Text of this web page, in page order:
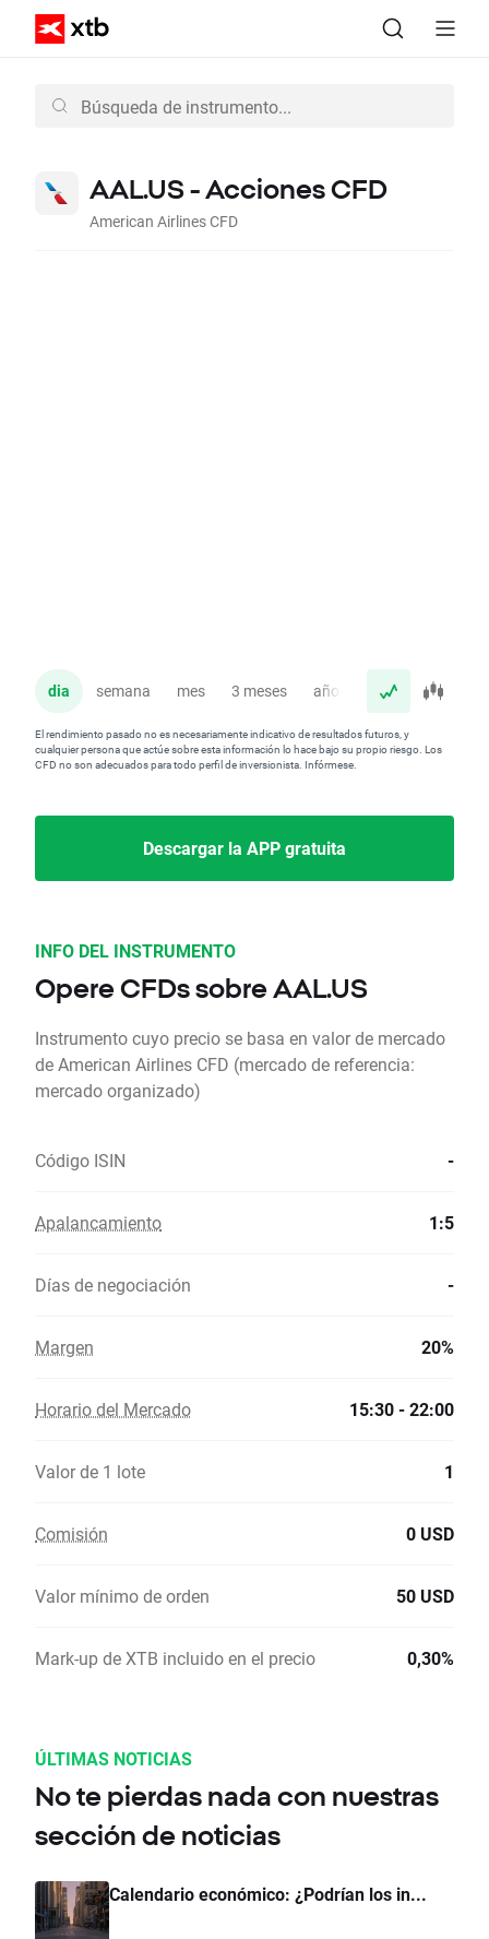
AAL.US - Acciones CFD
American Airlines CFD
dia semana mes 3 meses año
El rendimiento pasado no es necesariamente indicativo de resultados futuros, y
cualquier persona que actúe sobre esta información lo hace bajo su propio riesgo. Los
CFD no son adecuados para todo perfil de inversionista. Infórmese.
Descargar la APP gratuita
INFO DEL INSTRUMENTO
Opere CFDs sobre AAL.US
Instrumento cuyo precio se basa en valor de mercado
de American Airlines CFD (mercado de referencia:
mercado organizado)
Código ISIN -
Apalancamiento 1:5
Días de negociación -
Margen 20%
Horario del Mercado 15:30 - 22:00
Valor de 1 lote 1
Comisión 0 USD
Valor mínimo de orden 50 USD
Mark-up de XTB incluido en el precio 0,30%
ÚLTIMAS NOTICIAS
No te pierdas nada con nuestras
sección de noticias
Calendario económico: ¿Podrían los in...